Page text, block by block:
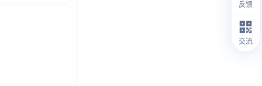
反馈
交流